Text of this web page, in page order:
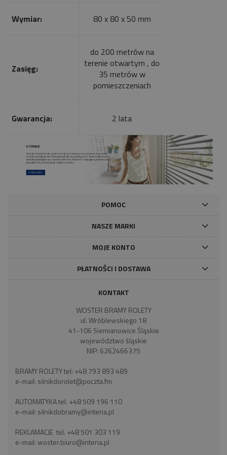
Wymiar: 80 x 80 x 50 mm
Zasięg:
do 200 metrów na
terenie otwartym , do
35 metrów w
pomieszczeniach
Gwarancja: 2 lata
POMOC
NASZE MARKI
MOJE KONTO
PŁATNOŚCI I DOSTAWA
KONTAKT
WOSTER BRAMY ROLETY
ul. Wróblewskiego 18
41-106 Siemianowice Śląskie
województwo śląskie
NIP: 6262466375
BRAMY ROLETY tel: +48 793 893 489
e-mail: silnikdorolet@poczta.fm
AUTOMATYKA tel. +48 509 196 110
e-mail: silnikdobramy@interia.pl
REKLAMACJE tel. +48 501 303 119
e-mail:woster.biuro@interia.pl